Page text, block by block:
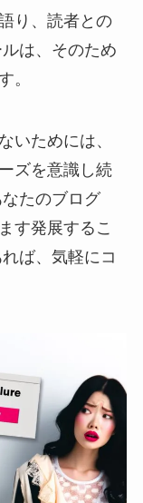
り、読者との
は、そのため
。
いためには、
ズを意識し続
たのブログ
す発展するこ
ば、気軽にコ